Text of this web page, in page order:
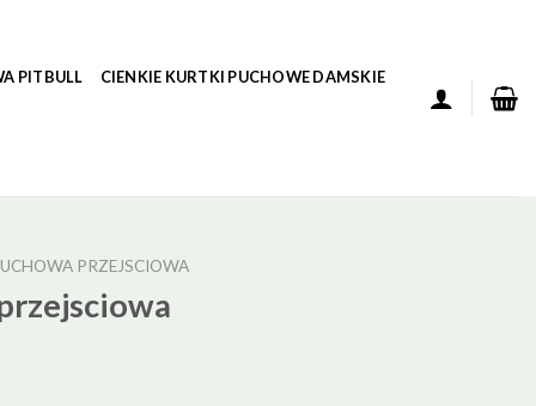
PITBULL CIENKIE KURTKI PUCHOWE DAMSKIE
PRZEJSCIOWA